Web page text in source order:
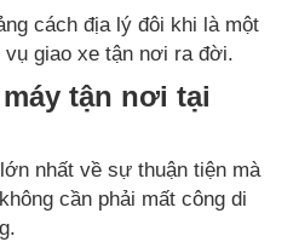
cách địa lý đôi khi là một
giao xe tận nơi ra đời.
tận nơi tại
nhất về sự thuận tiện mà
cần phải mất công di